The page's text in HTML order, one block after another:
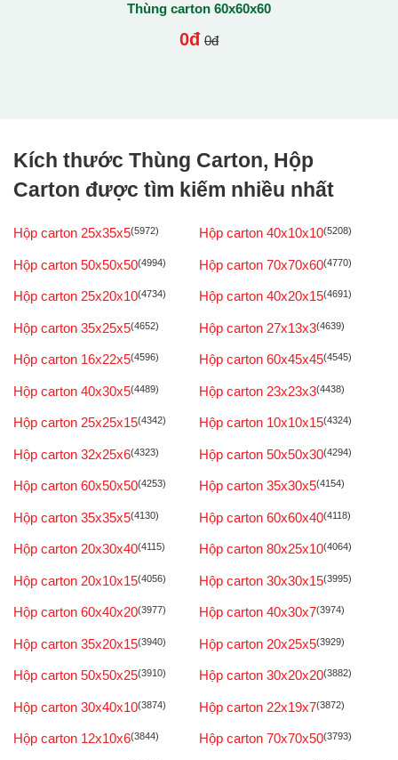
Thùng carton 60x60x60
0đ 0đ
Kích thước Thùng Carton, Hộp
Carton được tìm kiếm nhiều nhất
Hộp carton 25x35x5(5972) Hộp carton 40x10x10(5208)
Hộp carton 50x50x50(4994) Hộp carton 70x70x60(4770)
Hộp carton 25x20x10(4734) Hộp carton 40x20x15(4691)
Hộp carton 35x25x5(4652) Hộp carton 27x13x3(4639)
Hộp carton 16x22x5(4596) Hộp carton 60x45x45(4545)
Hộp carton 40x30x5(4489) Hộp carton 23x23x3(4438)
Hộp carton 25x25x15(4342) Hộp carton 10x10x15(4324)
Hộp carton 32x25x6(4323) Hộp carton 50x50x30(4294)
Hộp carton 60x50x50(4253) Hộp carton 35x30x5(4154)
Hộp carton 35x35x5(4130) Hộp carton 60x60x40(4118)
Hộp carton 20x30x40(4115) Hộp carton 80x25x10(4064)
Hộp carton 20x10x15(4056) Hộp carton 30x30x15(3995)
Hộp carton 60x40x20(3977) Hộp carton 40x30x7(3974)
Hộp carton 35x20x15(3940) Hộp carton 20x25x5(3929)
Hộp carton 50x50x25(3910) Hộp carton 30x20x20(3882)
Hộp carton 30x40x10(3874) Hộp carton 22x19x7(3872)
Hộp carton 12x10x6(3844) Hộp carton 70x70x50(3793)